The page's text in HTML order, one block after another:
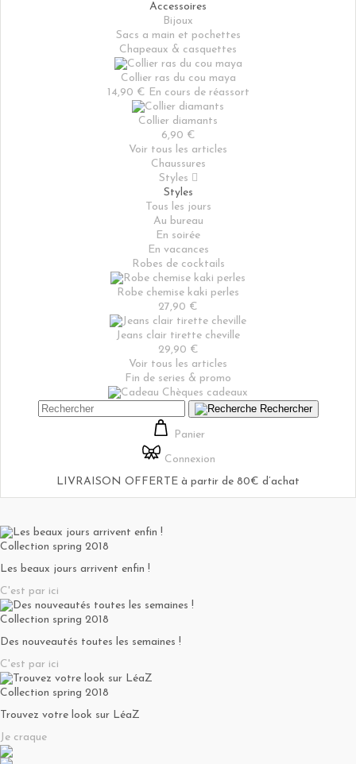
Accessoires
Bijoux
Sacs a main et pochettes
Chapeaux & casquettes
Collier ras du cou maya
14,90 € En cours de réassort
Collier diamants
6,90 €
Voir tous les articles
Chaussures
Styles 
Styles
Tous les jours
Au bureau
En soirée
En vacances
Robes de cocktails
Robe chemise kaki perles
27,90 €
Jeans clair tirette cheville
29,90 €
Voir tous les articles
Fin de series & promo
Chèques cadeaux
Rechercher
Panier
Connexion
LIVRAISON OFFERTE à partir de 80€ d’achat
Collection spring 2018
Les beaux jours arrivent enfin !
C'est par ici
Collection spring 2018
Des nouveautés toutes les semaines !
C'est par ici
Collection spring 2018
Trouvez votre look sur LéaZ
Je craque